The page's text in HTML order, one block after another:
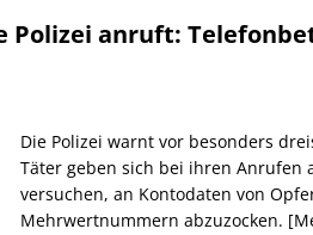
Polizei anruft:
Die Polizei warnt vor besonders
Täter geben sich bei ihren Anrufen
versuchen, an Kontodaten von
Mehrwertnummern abzuzocken.